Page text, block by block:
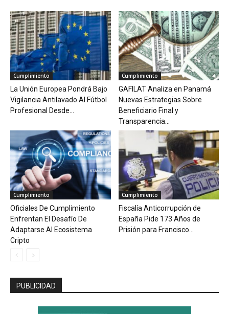
Cumplimiento
La Unión Europea Pondrá Bajo
Vigilancia Antilavado Al Fútbol
Profesional Desde...
Cumplimiento
GAFILAT Analiza en Panamá
Nuevas Estrategias Sobre
Beneficiario Final y
Transparencia...
Cumplimiento
Oficiales De Cumplimiento
Enfrentan El Desafío De
Adaptarse Al Ecosistema
Cripto
Cumplimiento
Fiscalía Anticorrupción de
España Pide 173 Años de
Prisión para Francisco...
PUBLICIDAD